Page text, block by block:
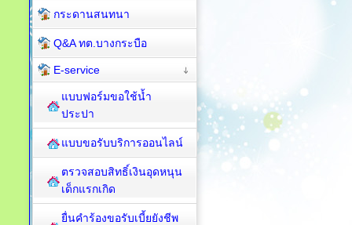
กระดานสนทนา
Q&A ทต.บางกระบือ
E-service
แบบฟอร์มขอใช้น้ำ
ประปา
แบบขอรับบริการออนไลน์
ตรวจสอบสิทธิ์เงินอุดหนุน
เด็กแรกเกิด
ยื่นคำร้องขอรับเบี้ยยังชีพ